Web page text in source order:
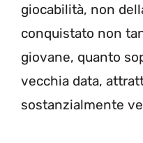
giocabilità, non
conquistato non
giovane, quanto
vecchia data,
sostanzialmente